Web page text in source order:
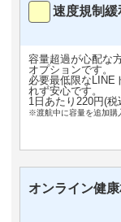
速度規制
容量超過が心配な
オプションです。
必要最低限なLINE
れず安心です。
1日あたり220円(税
※渡航中に容量を追加購
オンライン健